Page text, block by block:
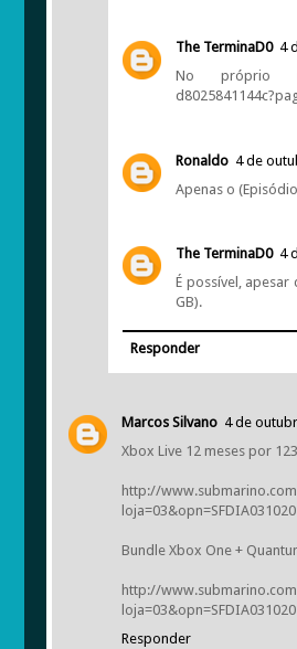
The TerminaD0 4
No próprio
Ronaldo 4 de
Apenas o
The TerminaD0 4
É possível,
GB).
Responder
Marcos Silvano 4 de
Xbox Live 12 meses por
http://
Bundle Xbox One +
http://
Responder